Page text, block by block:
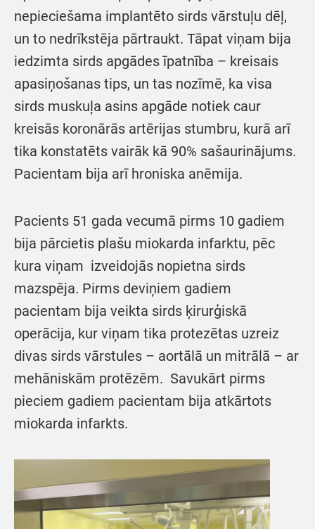
nepieciešama implantēto sirds vārstuļu dēļ,
un to nedrīkstēja pārtraukt. Tāpat viņam bija
iedzimta sirds apgādes īpatnība – kreisais
apasiņošanas tips, un tas nozīmē, ka visa
sirds muskuļa asins apgāde notiek caur
kreisās koronārās artērijas stumbru, kurā arī
tika konstatēts vairāk kā 90% sašaurinājums.
Pacientam bija arī hroniska anēmija.
Pacients 51 gada vecumā pirms 10 gadiem
bija pārcietis plašu miokarda infarktu, pēc
kura viņam izveidojās nopietna sirds
mazspēja. Pirms deviņiem gadiem
pacientam bija veikta sirds ķirurģiskā
operācija, kur viņam tika protezētas uzreiz
divas sirds vārstules – aortālā un mitrālā – ar
mehāniskām protēzēm. Savukārt pirms
pieciem gadiem pacientam bija atkārtots
miokarda infarkts.